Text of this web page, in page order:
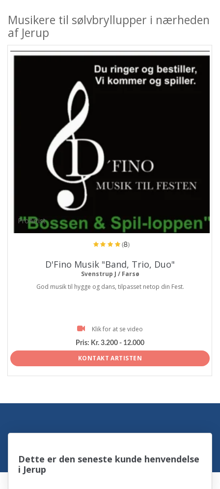
Musikere til sølvbryllupper i nærheden
af Jerup
ProArtist
(8)
D'Fino Musik "Band, Trio, Duo"
Svenstrup J / Farsø
God musik til hygge og dans, tilpasset netop din Fest.
Klik for at se video
Pris: Kr. 3.200 - 12.000
KONTAKT ARTISTEN
Dette er den seneste kunde henvendelse
i Jerup